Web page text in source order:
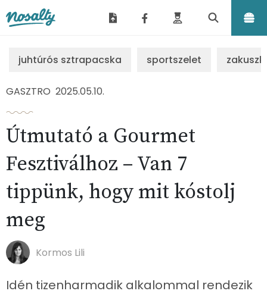
juhtúrós sztrapacska sportszelet
GASZTRO 2025.05.10.
Útmutató a Gourmet
Fesztiválhoz – Van 7
tippünk, hogy mit kóstolj
meg
Kormos Lili
Idén tizenharmadik alkalommal rendezik